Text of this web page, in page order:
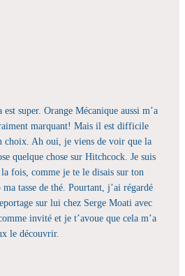
super. Orange Mécanique aussi m’a
marquant! Mais il est difficile
choix. Ah oui, je viens de voir que la
quelque chose sur Hitchcock. Je suis
la fois, comme je te le disais sur ton
tasse de thé. Pourtant, j’ai régardé
sur lui chez Serge Moati avec
invité et je t’avoue que cela m’a
le découvrir.